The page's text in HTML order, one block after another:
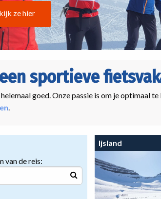
ze hier
sportieve
goed. Onze passie is om je optimaal
.
van de reis:
Ijsland